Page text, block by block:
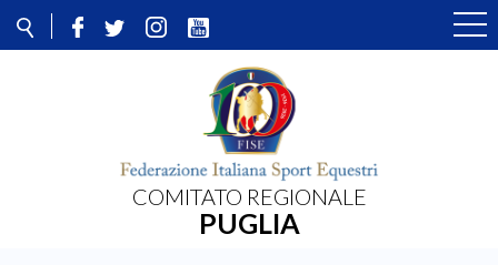
COMITATO REGIONALE
PUGLIA